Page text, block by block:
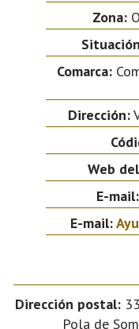
Zona:
Comarca:
Dirección:
Web
E-mail:
E-mail:
Dirección postal:
Pola de